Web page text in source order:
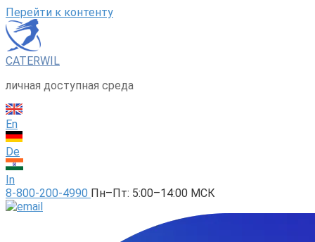
Перейти к контенту
CATERWIL
личная доступная среда
En
De
In
8-800-200-4990 Пн–Пт: 5:00–14:00 МСК